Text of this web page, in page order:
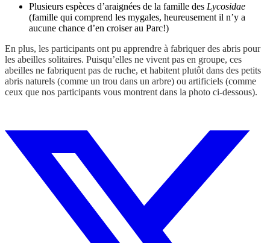
Plusieurs espèces d’araignées de la famille des Lycosidae
(famille qui comprend les mygales, heureusement il n’y a
aucune chance d’en croiser au Parc!)
En plus, les participants ont pu apprendre à fabriquer des abris pour
les abeilles solitaires. Puisqu’elles ne vivent pas en groupe, ces
abeilles ne fabriquent pas de ruche, et habitent plutôt dans des petits
abris naturels (comme un trou dans un arbre) ou artificiels (comme
ceux que nos participants vous montrent dans la photo ci-dessous).